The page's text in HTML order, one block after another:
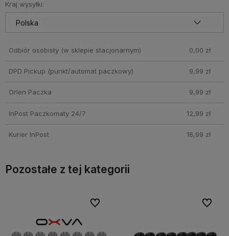
Kraj wysyłki:
Odbiór osobisty(w sklepie stacjonarnym) 0,00 zł
DPD Pickup (punkt/automat paczkowy) 9,99 zł
Orlen Paczka 9,99 zł
InPost Paczkomaty 24/7 12,99 zł
Kurier InPost 16,99 zł
Pozostałe z tej kategorii
Do ulubionych
Do ulubionych Do
Do